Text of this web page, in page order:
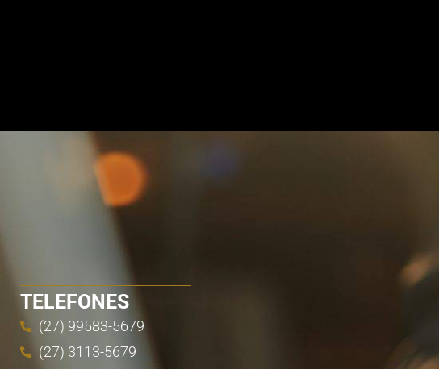
TELEFONES
(27) 99583-5679
(27) 3113-5679